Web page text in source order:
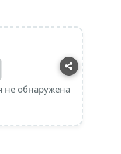
не обнаружена